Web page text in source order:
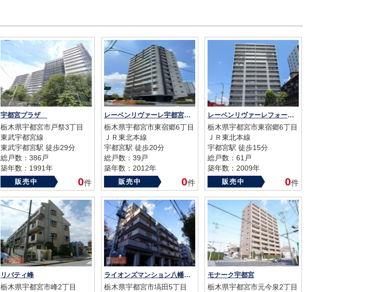
宇都宮プラザ
栃木県宇都宮市戸祭3丁目
東武宇都宮線
東武宇都宮駅 徒歩29分
総戸数：386戸
築年数：1991年
販売中 0件
レーベンリヴァーレ宇都宮クイントタワー
栃木県宇都宮市東宿郷6丁目
ＪＲ東北本線
宇都宮駅 徒歩20分
総戸数：39戸
築年数：2012年
販売中 0件
レーベンリヴァーレフォートヴィル
栃木県宇都宮市東宿郷6丁目
ＪＲ東北本線
宇都宮駅 徒歩15分
総戸数：61戸
築年数：2009年
販売中 0件
リバティ峰
栃木県宇都宮市峰2丁目
ライオンズマンション八幡山公園
栃木県宇都宮市塙田5丁目
モナーク宇都宮
栃木県宇都宮市元今泉2丁目